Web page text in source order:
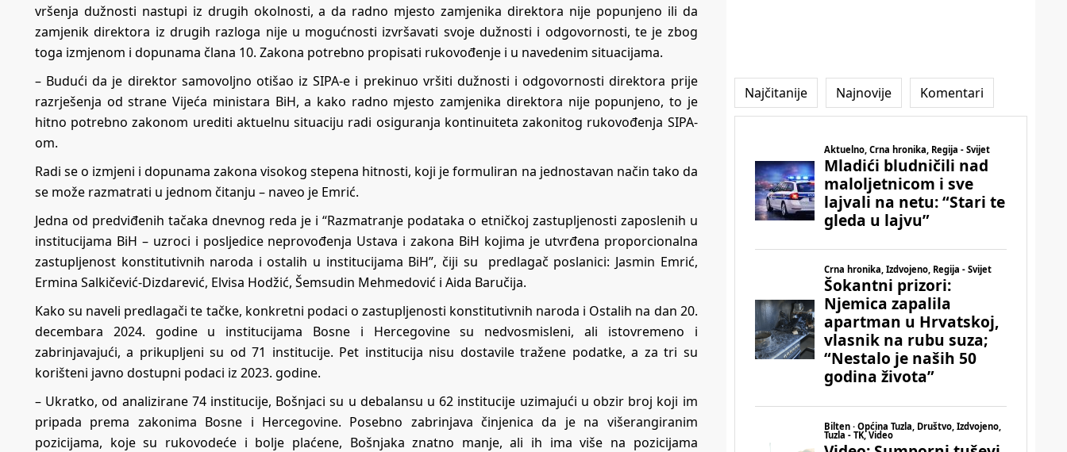
vršenja dužnosti nastupi iz drugih okolnosti, a da radno mjesto zamjenika direktora nije popunjeno ili da
zamjenik direktora iz drugih razloga nije u mogućnosti izvršavati svoje dužnosti i odgovornosti, te je zbog
toga izmjenom i dopunama člana 10. Zakona potrebno propisati rukovođenje i u navedenim situacijama.
– Budući da je direktor samovoljno otišao iz SIPA-e i prekinuo vršiti dužnosti i odgovornosti direktora prije
razrješenja od strane Vijeća ministara BiH, a kako radno mjesto zamjenika direktora nije popunjeno, to je
hitno potrebno zakonom urediti aktuelnu situaciju radi osiguranja kontinuiteta zakonitog rukovođenja SIPA-
om.
Radi se o izmjeni i dopunama zakona visokog stepena hitnosti, koji je formuliran na jednostavan način tako da
se može razmatrati u jednom čitanju – naveo je Emrić.
Jedna od predviđenih tačaka dnevnog reda je i “Razmatranje podataka o etničkoj zastupljenosti zaposlenih u
institucijama BiH – uzroci i posljedice neprovođenja Ustava i zakona BiH kojima je utvrđena proporcionalna
zastupljenost konstitutivnih naroda i ostalih u institucijama BiH”, čiji su predlagač poslanici: Jasmin Emrić,
Ermina Salkičević-Dizdarević, Elvisa Hodžić, Šemsudin Mehmedović i Aida Baručija.
Kako su naveli predlagači te tačke, konkretni podaci o zastupljenosti konstitutivnih naroda i Ostalih na dan 20.
decembara 2024. godine u institucijama Bosne i Hercegovine su nedvosmisleni, ali istovremeno i
zabrinjavajući, a prikupljeni su od 71 institucije. Pet institucija nisu dostavile tražene podatke, a za tri su
korišteni javno dostupni podaci iz 2023. godine.
– Ukratko, od analizirane 74 institucije, Bošnjaci su u debalansu u 62 institucije uzimajući u obzir broj koji im
pripada prema zakonima Bosne i Hercegovine. Posebno zabrinjava činjenica da je na višerangiranim
pozicijama, koje su rukovodeće i bolje plaćene, Bošnjaka znatno manje, ali ih ima više na pozicijama
Najčitanije Najnovije Komentari